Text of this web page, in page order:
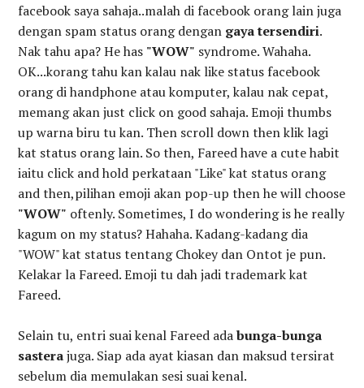
facebook saya sahaja..malah di facebook orang lain juga
dengan spam status orang dengan gaya tersendiri.
Nak tahu apa? He has "WOW" syndrome. Wahaha.
OK...korang tahu kan kalau nak like status facebook
orang di handphone atau komputer, kalau nak cepat,
memang akan just click on good sahaja. Emoji thumbs
up warna biru tu kan. Then scroll down then klik lagi
kat status orang lain. So then, Fareed have a cute habit
iaitu click and hold perkataan "Like" kat status orang
and then,pilihan emoji akan pop-up then he will choose
"WOW" oftenly. Sometimes, I do wondering is he really
kagum on my status? Hahaha. Kadang-kadang dia
"WOW" kat status tentang Chokey dan Ontot je pun.
Kelakar la Fareed. Emoji tu dah jadi trademark kat
Fareed.
Selain tu, entri suai kenal Fareed adabunga-bunga
sasterajuga. Siap ada ayat kiasan dan maksud tersirat
sebelum dia memulakan sesi suai kenal.